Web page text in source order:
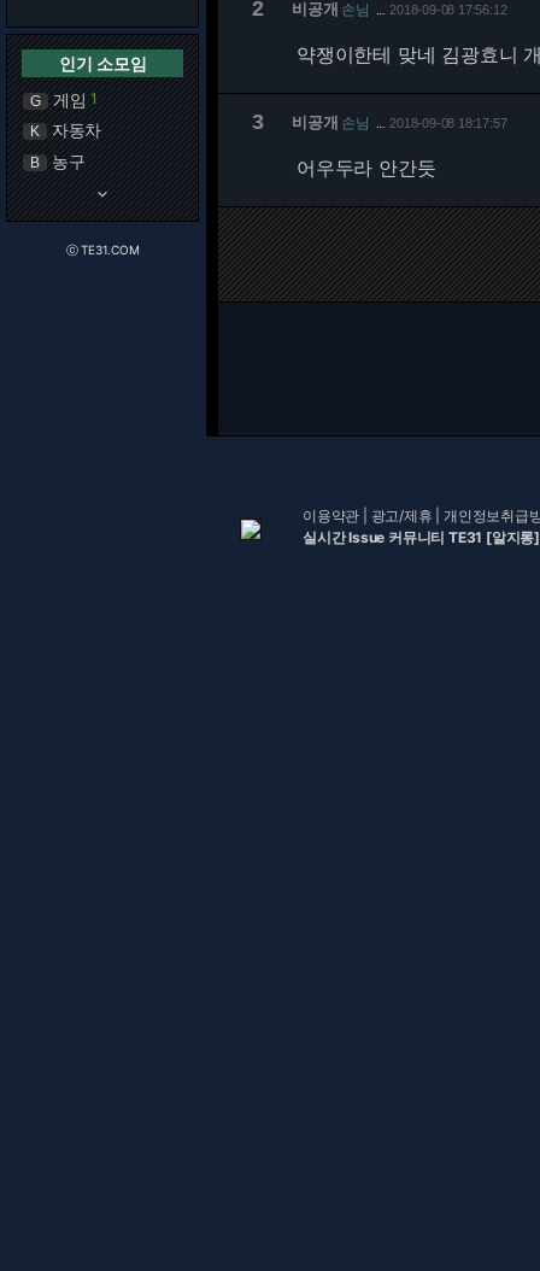
인기 소모임
G 게임 1
K 자동차
B 농구
keyboard_arrow_down
ⓒ TE31.COM
2 비공개 손님 2018-09-08 17:56:12
약쟁이한테 맞네 김광효니
3 비공개 손님 2018-09-08 18:17:57
어우두라 안간듯
이용약관 광고/제휴 |개인정보취급
실시간 Issue 커뮤니티 TE31 [알지